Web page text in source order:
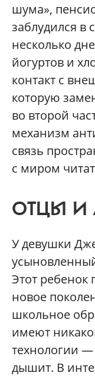
шума»,
заблудился в
несколько
йогуртов и
контакт с
которую
во второй
механизм
связь
с миром
ОТЦЫ И
У девушки
Этот ребенок
новое
школьное
имеют
технологии
дышит. В